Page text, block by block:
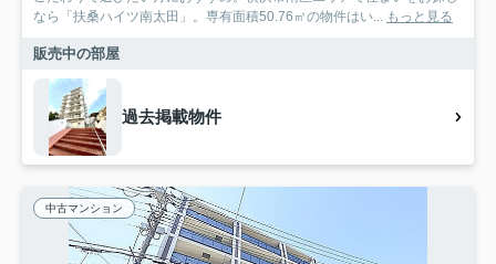
なら「扶桑ハイツ南太田」。専有面積50.76㎡の物件はい... もっと見る
販売中の部屋
過去掲載物件
中古マンション